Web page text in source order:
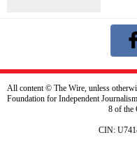
All content © The Wire, unless
Foundation for Independent
8 of the
CIN: